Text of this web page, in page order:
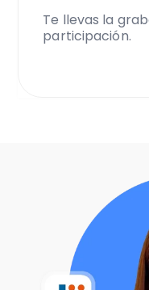
Te llevas la
participación.